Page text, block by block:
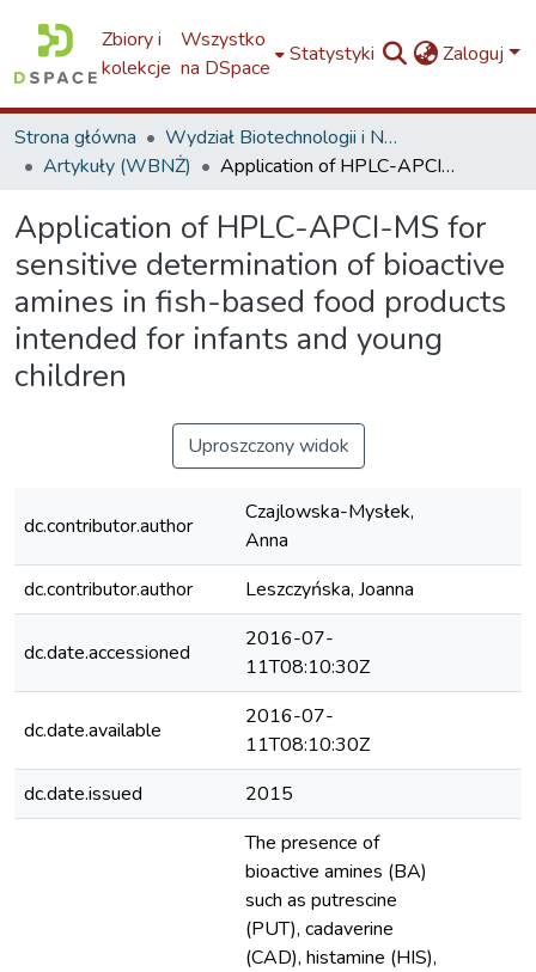
Zbiory i
kolekcje
Wszystko
na DSpace
Statystyki Zaloguj
Strona główna
Wydział Biotechnologii i Nauk o Żywności / Faculty of Biotechnology and Food Sciences / W5
Artykuły (WBNŻ)
Application of HPLC-APCI-MS for sensitive determination of bioactive amines in fish-based food products intended for infants and young children
Application of HPLC-APCI-MS for
sensitive determination of bioactive
amines in fish-based food products
intended for infants and young
children
Uproszczony widok
dc.contributor.author
Czajlowska-Mysłek,
Anna
dc.contributor.author
Leszczyńska, Joanna
dc.date.accessioned
2016-07-
11T08:10:30Z
dc.date.available
2016-07-
11T08:10:30Z
dc.date.issued
2015
The presence of
bioactive amines (BA)
such as putrescine
(PUT), cadaverine
(CAD), histamine (HIS),